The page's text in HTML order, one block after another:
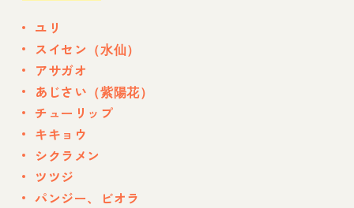
ユリ
スイセン（水仙）
アサガオ
あじさい（紫陽花）
チューリップ
キキョウ
シクラメン
ツツジ
パンジー、ビオラ